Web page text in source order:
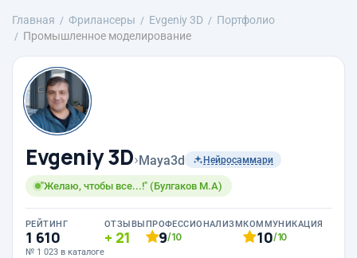
Главная Фрилансеры Evgeniy 3D
Портфолио
Промышленное моделирование
Evgeniy 3D›Maya3d Нейросаммари
"Желаю, чтобы все...!" (Булгаков М.А)
РЕЙТИНГ
1 610
№ 1 023 в каталоге
ОТЗЫВЫ
21
ПРОФЕССИОНАЛИЗМ
9/10
КОММУНИКАЦИЯ
10/10